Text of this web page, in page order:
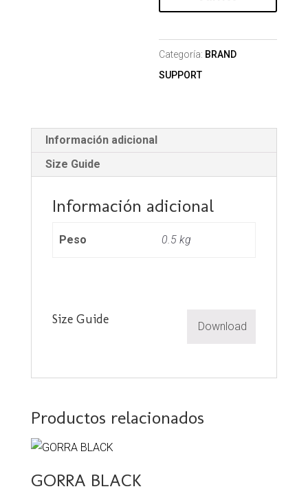
cantidad
Categoría: BRAND
SUPPORT
Información adicional
Size Guide
Información adicional
Peso 0.5 kg
Size Guide Download
Productos relacionados
GORRA BLACK